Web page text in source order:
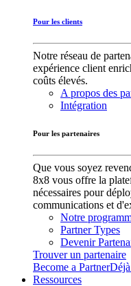
Pour les clients
Notre réseau de
expérience client
coûts élevés.
A propos des
Intégration
Pour les partenaires
Que vous soyez
8x8 vous offre la
nécessaires pour
communications et
Notre
Partner Types
Devenir
Trouver un partenaire
Become a Partner
Ressources